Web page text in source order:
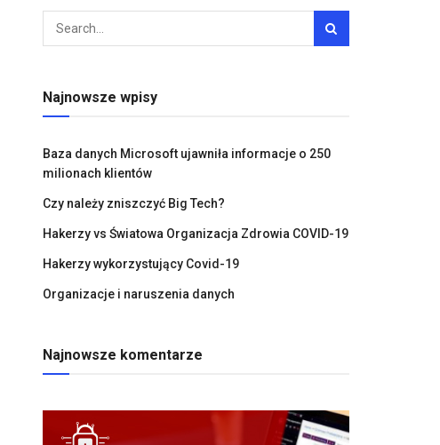
Najnowsze wpisy
Baza danych Microsoft ujawniła informacje o 250
milionach klientów
Czy należy zniszczyć Big Tech?
Hakerzy vs Światowa Organizacja Zdrowia COVID-19
Hakerzy wykorzystujący Covid-19
Organizacje i naruszenia danych
Najnowsze komentarze